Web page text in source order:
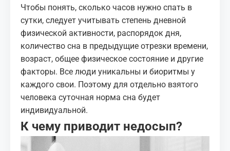
Чтобы понять, сколько часов нужно спать в
сутки, следует учитывать степень дневной
физической активности, распорядок дня,
количество сна в предыдущие отрезки времени,
возраст, общее физическое состояние и другие
факторы. Все люди уникальны и биоритмы у
каждого свои. Поэтому для отдельно взятого
человека суточная норма сна будет
индивидуальной.
К чему приводит недосып?